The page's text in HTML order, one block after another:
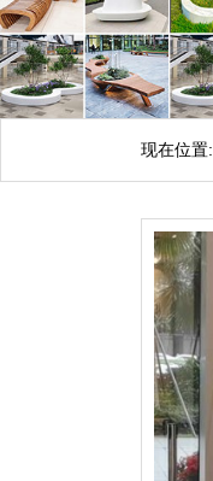
现在位置: